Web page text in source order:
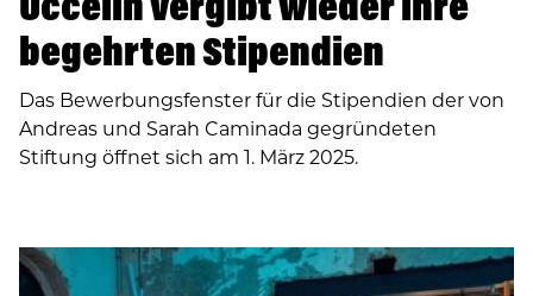
begehrten Stipendien
Das Bewerbungsfenster für die Stipendien der von
Andreas und Sarah Caminada gegründeten
Stiftung öffnet sich am 1. März 2025.